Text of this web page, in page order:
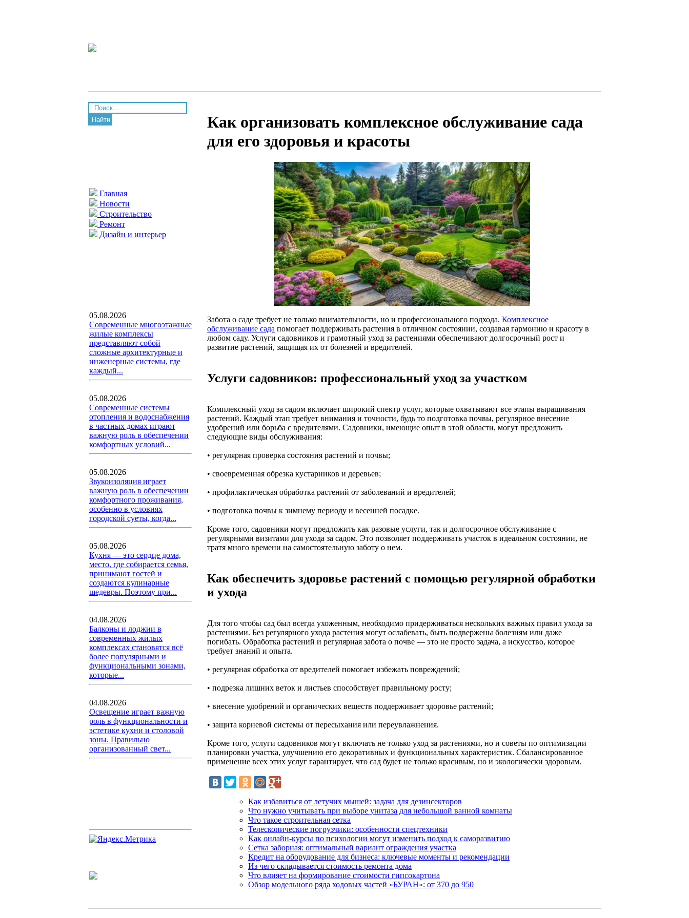
Найти
Главная
Новости
Строительство
Ремонт
Дизайн и интерьер
05.08.2026
Современные многоэтажные
жилые комплексы
представляют собой
сложные архитектурные и
инженерные системы, где
каждый...
05.08.2026
Современные системы
отопления и водоснабжения
в частных домах играют
важную роль в обеспечении
комфортных условий...
05.08.2026
Звукоизоляция играет
важную роль в обеспечении
комфортного проживания,
особенно в условиях
городской суеты, когда...
05.08.2026
Кухня — это сердце дома,
место, где собирается семья,
принимают гостей и
создаются кулинарные
шедевры. Поэтому при...
04.08.2026
Балконы и лоджии в
современных жилых
комплексах становятся всё
более популярными и
функциональными зонами,
которые...
04.08.2026
Освещение играет важную
роль в функциональности и
эстетике кухни и столовой
зоны. Правильно
организованный свет...
Как организовать комплексное обслуживание сада
для его здоровья и красоты
Забота о саде требует не только внимательности, но и профессионального подхода. Комплексное
обслуживание сада помогает поддерживать растения в отличном состоянии, создавая гармонию и красоту в
любом саду. Услуги садовников и грамотный уход за растениями обеспечивают долгосрочный рост и
развитие растений, защищая их от болезней и вредителей.
Услуги садовников: профессиональный уход за участком
Комплексный уход за садом включает широкий спектр услуг, которые охватывают все этапы выращивания
растений. Каждый этап требует внимания и точности, будь то подготовка почвы, регулярное внесение
удобрений или борьба с вредителями. Садовники, имеющие опыт в этой области, могут предложить
следующие виды обслуживания:
• регулярная проверка состояния растений и почвы;
• своевременная обрезка кустарников и деревьев;
• профилактическая обработка растений от заболеваний и вредителей;
• подготовка почвы к зимнему периоду и весенней посадке.
Кроме того, садовники могут предложить как разовые услуги, так и долгосрочное обслуживание с
регулярными визитами для ухода за садом. Это позволяет поддерживать участок в идеальном состоянии, не
тратя много времени на самостоятельную заботу о нем.
Как обеспечить здоровье растений с помощью регулярной обработки
и ухода
Для того чтобы сад был всегда ухоженным, необходимо придерживаться нескольких важных правил ухода за
растениями. Без регулярного ухода растения могут ослабевать, быть подвержены болезням или даже
погибать. Обработка растений и регулярная забота о почве — это не просто задача, а искусство, которое
требует знаний и опыта.
• регулярная обработка от вредителей помогает избежать повреждений;
• подрезка лишних веток и листьев способствует правильному росту;
• внесение удобрений и органических веществ поддерживает здоровье растений;
• защита корневой системы от пересыхания или переувлажнения.
Кроме того, услуги садовников могут включать не только уход за растениями, но и советы по оптимизации
планировки участка, улучшению его декоративных и функциональных характеристик. Сбалансированное
применение всех этих услуг гарантирует, что сад будет не только красивым, но и экологически здоровым.
Как избавиться от летучих мышей: задача для дезинсекторов
Что нужно учитывать при выборе унитаза для небольшой ванной комнаты
Что такое строительная сетка
Телескопические погрузчики: особенности спецтехники
Как онлайн-курсы по психологии могут изменить подход к саморазвитию
Сетка заборная: оптимальный вариант ограждения участка
Кредит на оборудование для бизнеса: ключевые моменты и рекомендации
Из чего складывается стоимость ремонта дома
Что влияет на формирование стоимости гипсокартона
Обзор модельного ряда ходовых частей «БУРАН»: от 370 до 950